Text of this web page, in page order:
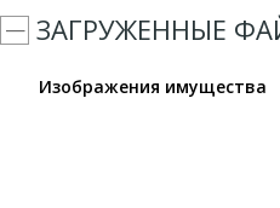
ЗАГРУЖЕННЫЕ
Изображения имущества